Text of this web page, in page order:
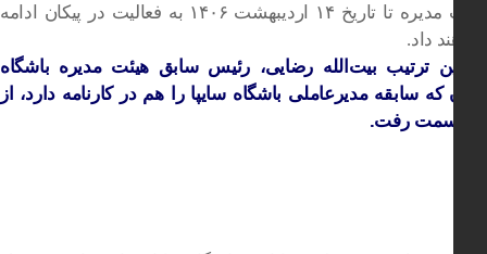
هیئت مدیره تا تاریخ ۱۴ اردیبهشت ۱۴۰۶ به فعالیت در پیکان ادامه
داد.
ترتیب بیت‌الله رضایی، رئیس سابق هیئت مدیره باشگاه
که سابقه مدیرعاملی باشگاه سایپا را هم در کارنامه دارد، از
سمت رفت.